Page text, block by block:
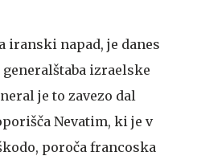
iranski napad, je danes
izraelske
je to zavezo dal
Nevatim, ki je v
poroča francoska